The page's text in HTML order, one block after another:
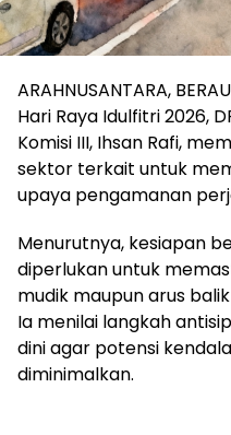
ARAHNUSANTARA,
Hari Raya Idulfitri 2026,
Komisi III, Ihsan Rafi,
sektor terkait untuk
upaya pengamanan
Menurutnya, kesiapan
diperlukan untuk
mudik maupun arus
Ia menilai langkah
dini agar potensi
diminimalkan.